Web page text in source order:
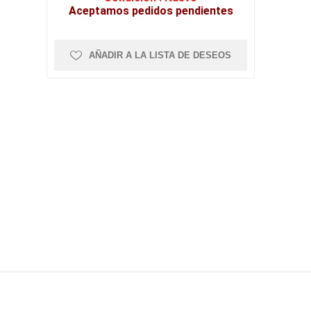
Aceptamos pedidos pendientes
AÑADIR A LA LISTA DE DESEOS